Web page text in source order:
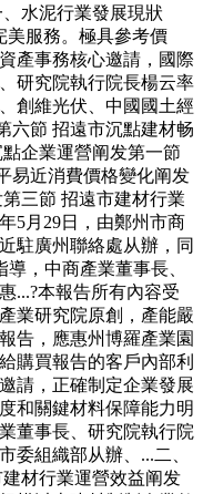
水泥行業發展現狀
美服務。極具參考價
產事務核心邀請，國際
研究院執行院長楊云率
創維光伏、中國國土經
六節 招遠市沉點建材畅
企業運營阐发第一節
易近消費價格變化阐发
三節 招遠市建材行業
5月29日，由鄭州市商
駐廣州聯絡處从辦，同
，中商產業董事長、
...?本報告所有內容受
業研究院原創，產能嚴
告，應惠州博羅產業園
購買報告的客戶內部利
請，正確制定企業發展
和關鍵材料保障能力明
董事長、研究院執行院
委組織部从辦、...二、
材行業運營效益阐发